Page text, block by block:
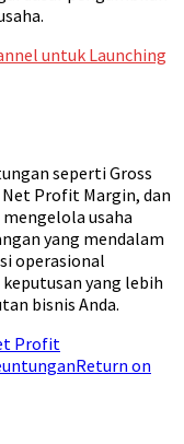
untuk Launching
seperti Gross
Profit Margin, dan
usaha
yang mendalam
operasional
yang lebih
bisnis Anda.
Profit
Return on